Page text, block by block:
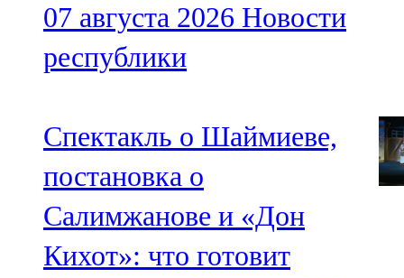
07 августа 2026 Новости
республики
Спектакль о Шаймиеве,
постановка о
Салимжанове и «Дон
Кихот»: что готовит